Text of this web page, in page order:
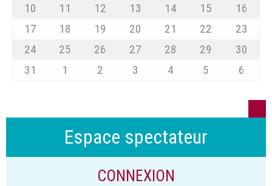
10
11 12 13 14 15
16
17
18 19 20 21 22
23
24
25 26 27 28 29
30
31
1 2 3 4 5 6
Espace spectateur
CONNEXION